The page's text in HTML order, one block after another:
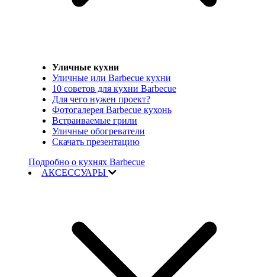
Уличные кухни
Уличные или Barbecue кухни
10 советов для кухни Barbecue
Для чего нужен проект?
Фотогалерея Barbecue кухонь
Встраиваемые грили
Уличные обогреватели
Скачать презентацию
Подробно о кухнях Barbecue
АКСЕССУАРЫ